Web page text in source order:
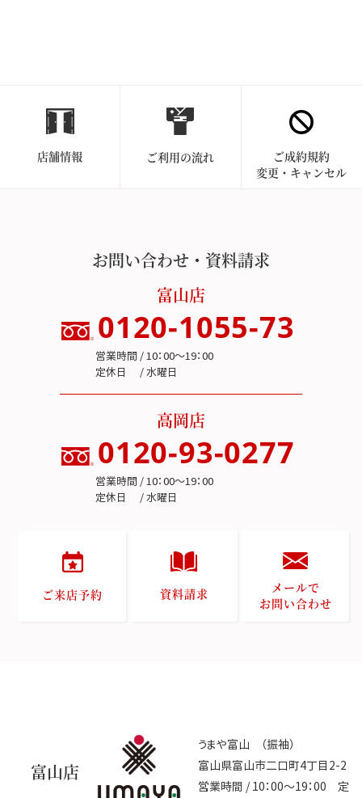
店舗情報 ご利用の流れ
ご成約規約
変更・キャンセル
お問い合わせ・資料請求
富山店
0120-1055-73
営業時間 / 10：00～19：00
定休日 / 水曜日
高岡店
0120-93-0277
営業時間 / 10：00～19：00
定休日 / 水曜日
ご来店予約 資料請求
メールで
お問い合わせ
富山店
うまや富山 （振袖）
富山県富山市二口町4丁目2-2
営業時間 / 10：00～19：00 定